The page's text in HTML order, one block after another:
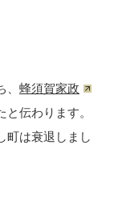
蜂須賀家政
伝わります。
町は衰退しまし